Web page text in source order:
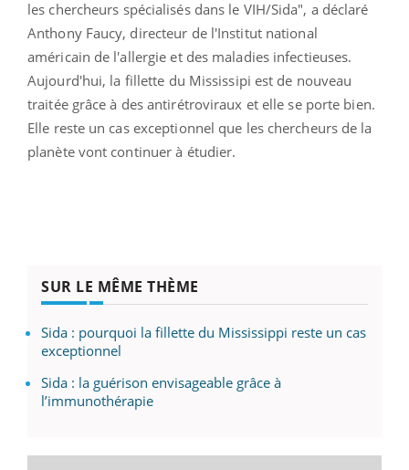
les chercheurs spécialisés dans le VIH/Sida", a déclaré
Anthony Faucy, directeur de l'Institut national
américain de l'allergie et des maladies infectieuses.
Aujourd'hui, la fillette du Mississipi est de nouveau
traitée grâce à des antirétroviraux et elle se porte bien.
Elle reste un cas exceptionnel que les chercheurs de la
planète vont continuer à étudier.
SUR LE MÊME THÈME
Sida : pourquoi la fillette du Mississippi reste un cas
exceptionnel
Sida : la guérison envisageable grâce à
l’immunothérapie